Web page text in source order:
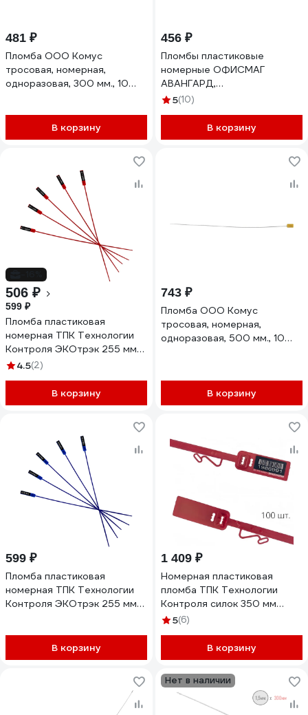
481 ₽
Пломба ООО Комус
тросовая, номерная,
одноразовая, 300 мм., 10
В корзину
456 ₽
Пломбы пластиковые
номерные ОФИСМАГ
АВАНГАРД,
самофиксирующиеся, длина
КОМПЛЕКТ 50шт 607438
5(10)
В корзину
506 ₽
599 ₽
Пломба пластиковая
номерная ТПК Технологии
Контроля ЭКОтрэк 255 мм
(Цвет: красный) 100 шт
4.5(2)
В корзину
743 ₽
Пломба ООО Комус
тросовая, номерная,
одноразовая, 500 мм., 10
В корзину
599 ₽
Пломба пластиковая
номерная ТПК Технологии
Контроля ЭКОтрэк 255 мм
В корзину
1 409 ₽
Номерная пластиковая
пломба ТПК Технологии
Контроля силок 350 мм
(мешковая) (цвет: красный)
5(6)
В корзину
Нет в наличии